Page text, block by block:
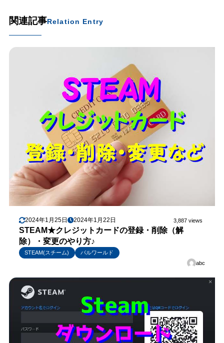
関連記事Relation Entry
2024年1月25日 2024年1月22日 3,887 views
STEAM★クレジットカードの登録・削除（解
除）・変更のやり方♪
STEAM(スチーム)
パルワールド
abc